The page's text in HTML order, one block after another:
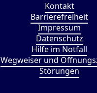
Kontakt
Barrierefreiheit
Impressum
Datenschutz
Hilfe im Notfall
Wegweiser und
Störungen